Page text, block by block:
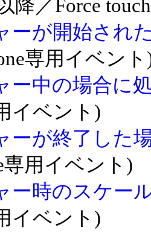
降／Force
ーが開始され
専用イベント
ー中の場合に
イベント)
ーが終了した
専用イベント)
ー時のスケー
イベント)